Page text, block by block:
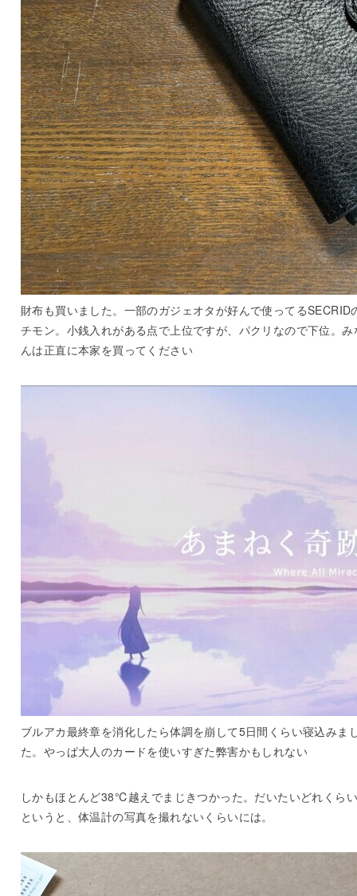
財布も買いました。一部のガジェオタが好んで使ってるSECRID
チモン。小銭入れがある点で上位ですが、パクリなので下位。み
んは正直に本家を買ってください
ブルアカ最終章を消化したら体調を崩して5日間くらい寝込みま
た。やっぱ大人のカードを使いすぎた弊害かもしれない
しかもほとんど38℃越えでまじきつかった。だいたいどれくら
というと、体温計の写真を撮れないくらいには。